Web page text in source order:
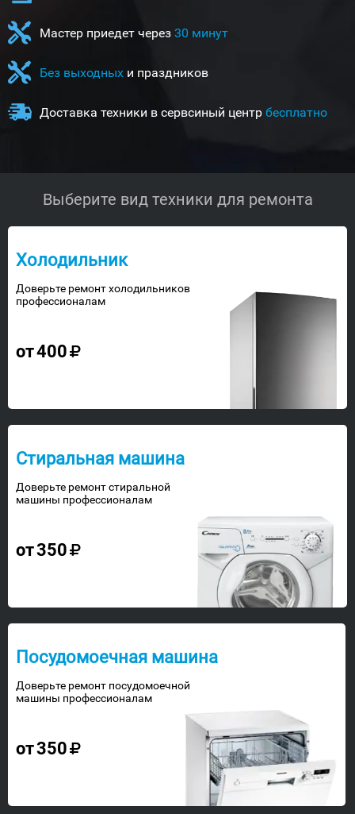
Мастер приедет через 30 минут
Без выходных и праздников
Доставка техники в сервсиный центр бесплатно
Выберите вид техники для ремонта
Холодильник
Доверьте ремонт холодильников
профессионалам
от400
Стиральная машина
Доверьте ремонт стиральной
машины профессионалам
от350
Посудомоечная машина
Доверьте ремонт посудомоечной
машины профессионалам
от350